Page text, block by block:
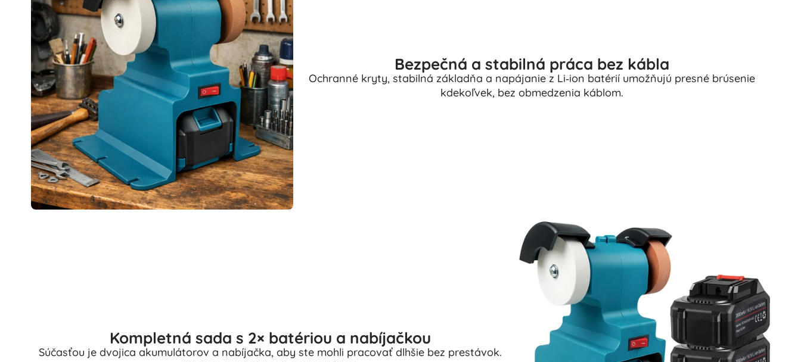
Bezpečná a stabilná práca bez kábla
Ochranné kryty, stabilná základňa a napájanie z Li‑ion batérií umožňujú presné brúsenie
kdekoľvek, bez obmedzenia káblom.
Kompletná sada s 2× batériou a nabíjačkou
Súčasťou je dvojica akumulátorov a nabíjačka, aby ste mohli pracovať dlhšie bez prestávok.